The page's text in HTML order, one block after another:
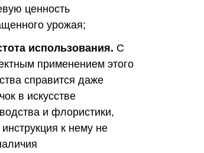
ценность
урожая;
использования. С
применением этого
справится даже
в искусстве
и флористики,
к нему не